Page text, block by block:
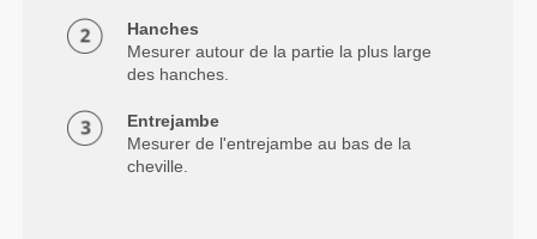
Hanches
Mesurer autour de la partie la plus large
des hanches.
Entrejambe
Mesurer de l'entrejambe au bas de la
cheville.